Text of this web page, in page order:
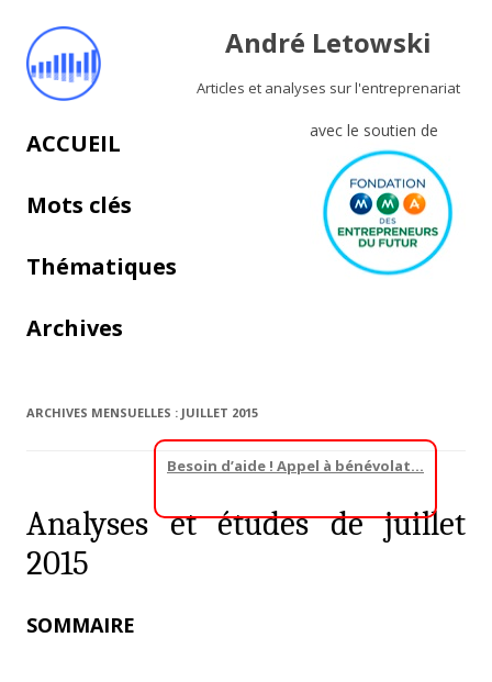
André Letowski
Articles et analyses sur l'entreprenariat
avec le soutien de
Aller au contenu principal
ACCUEIL
Mots clés
Thématiques
Archives
ARCHIVES MENSUELLES : JUILLET 2015
Analyses et études de juillet
2015
SOMMAIRE
Besoin d’aide ! Appel à bénévolat…